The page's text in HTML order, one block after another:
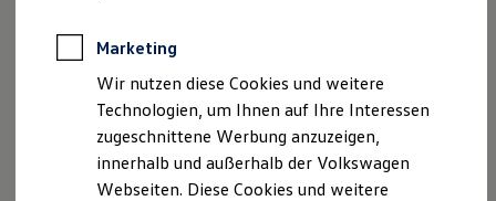
Rekuperation
Laden unterwegs
Laden Zuhause
Ladestationen finden
Ladezeitensimulator
Batterie
Sicherheit
React (https://github.com/facebook/react)
Copyright 2013-present, Facebook, Inc. All rights
reserved.
hoist-non-react-statics, Version 3.3.2
Copyright (c) 2015, Yahoo! Inc. All rights reserved.
Marketing
Wir nutzen diese Cookies und weitere
Technologien, um Ihnen auf Ihre Interessen
zugeschnittene Werbung anzuzeigen,
innerhalb und außerhalb der Volkswagen
Webseiten. Diese Cookies und weitere